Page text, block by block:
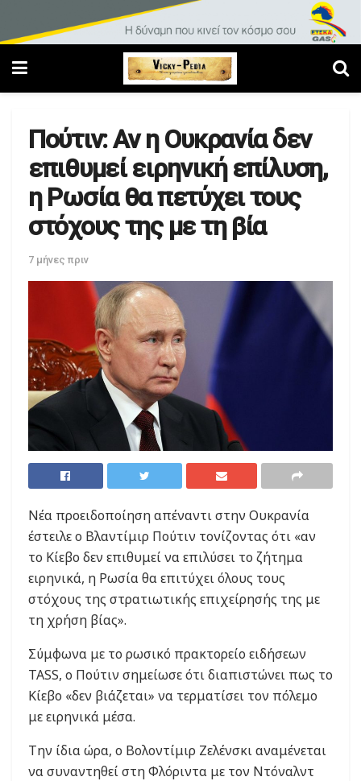
Πούτιν: Αν η Ουκρανία δεν
επιθυμεί ειρηνική επίλυση,
η Ρωσία θα πετύχει τους
στόχους της με τη βία
7 μήνες πριν
Νέα προειδοποίηση απέναντι στην Ουκρανία
έστειλε ο Βλαντίμιρ Πούτιν τονίζοντας ότι «αν
το Κίεβο δεν επιθυμεί να επιλύσει το ζήτημα
ειρηνικά, η Ρωσία θα επιτύχει όλους τους
στόχους της στρατιωτικής επιχείρησής της με
τη χρήση βίας».
Σύμφωνα με το ρωσικό πρακτορείο ειδήσεων
TASS, ο Πούτιν σημείωσε ότι διαπιστώνει πως το
Κίεβο «δεν βιάζεται» να τερματίσει τον πόλεμο
με ειρηνικά μέσα.
Την ίδια ώρα, ο Βολοντίμιρ Ζελένσκι αναμένεται
να συναντηθεί στη Φλόριντα με τον Ντόναλντ